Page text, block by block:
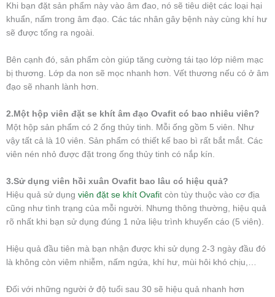
Khi bạn đặt sản phẩm này vào âm đao, nó sẽ tiêu diệt các loại hại
khuẩn, nấm trong âm đạo. Các tác nhân gây bệnh này cùng khí hư
sẽ được tống ra ngoài.
Bên cạnh đó, sản phẩm còn giúp tăng cường tái tạo lớp niêm mạc
bị thương. Lớp da non sẽ mọc nhanh hơn. Vết thương nếu có ở âm
đạo sẽ nhanh lành hơn.
2.Một hộp viên đặt se khít âm đạo Ovafit có bao nhiêu viên?
Một hộp sản phẩm có 2 ống thủy tinh. Mỗi ống gồm 5 viên. Như
vậy tất cả là 10 viên. Sản phẩm có thiết kế bao bì rất bắt mắt. Các
viên nén nhỏ được đặt trong ống thủy tinh có nắp kín.
3.Sử dụng viên hồi xuân Ovafit bao lâu có hiệu quả?
Hiệu quả sử dụng viên đặt se khít Ovafit còn tùy thuộc vào cơ địa
cũng như tình trạng của mỗi người. Nhưng thông thường, hiệu quả
rõ nhất khi bạn sử dụng đúng 1 nửa liệu trình khuyến cáo (5 viên).
Hiệu quả đầu tiên mà bạn nhận được khi sử dụng 2-3 ngày đầu đó
là không còn viêm nhiễm, nấm ngứa, khí hư, mùi hôi khó chịu,…
Đối với những người ở độ tuổi sau 30 sẽ hiệu quả nhanh hơn